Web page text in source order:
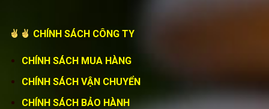
CHÍNH SÁCH CÔNG TY
CHÍNH SÁCH MUA HÀNG
CHÍNH SÁCH VẬN CHUYỂN
CHÍNH SÁCH BẢO HÀNH